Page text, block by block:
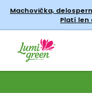
Machovička,
Platí len